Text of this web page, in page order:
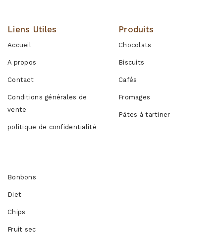
Liens Utiles
Accueil
A propos
Contact
Conditions générales de
vente
politique de confidentialité
Produits
Chocolats
Biscuits
Cafés
Fromages
Pâtes à tartiner
Bonbons
Diet
Chips
Fruit sec